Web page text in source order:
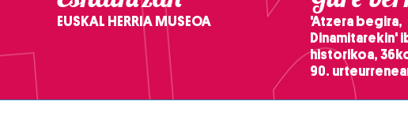
EUSKAL HERRIA MUSEOA
'Atzera begira,
Dinamitarekin'
historikoa,
90.